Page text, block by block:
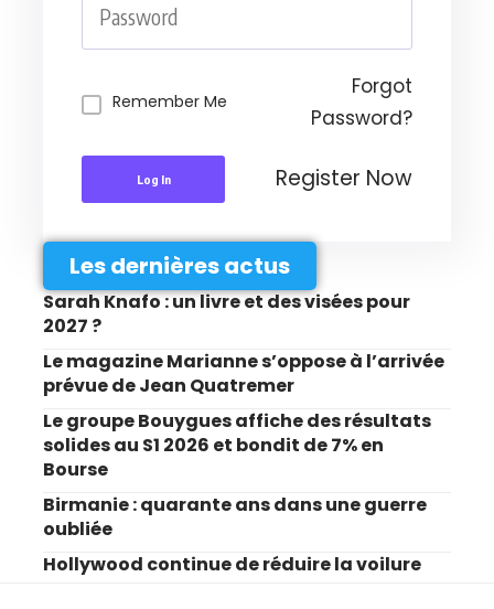
Remember Me
Forgot
Password?
Log In Register Now
Les dernières actus
Sarah Knafo : un livre et des visées pour
2027 ?
Le magazine Marianne s’oppose à l’arrivée
prévue de Jean Quatremer
Le groupe Bouygues affiche des résultats
solides au S1 2026 et bondit de 7% en
Bourse
Birmanie : quarante ans dans une guerre
oubliée
Hollywood continue de réduire la voilure